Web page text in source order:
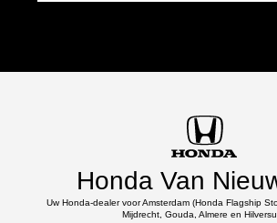
Honda Van
Uw Honda-dealer voor Amsterdam (Honda Flagship
Mijdrecht, Gouda, Almere en